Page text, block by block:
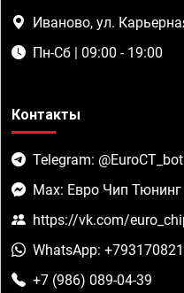
Иваново, ул.
Пн-Сб | 09:00 - 19:00
Контакты
Telegram: @EuroCT_bot
Max: Евро Чип Тюнинг
https://vk.com/
WhatsApp:
+7 (986) 089-04-39